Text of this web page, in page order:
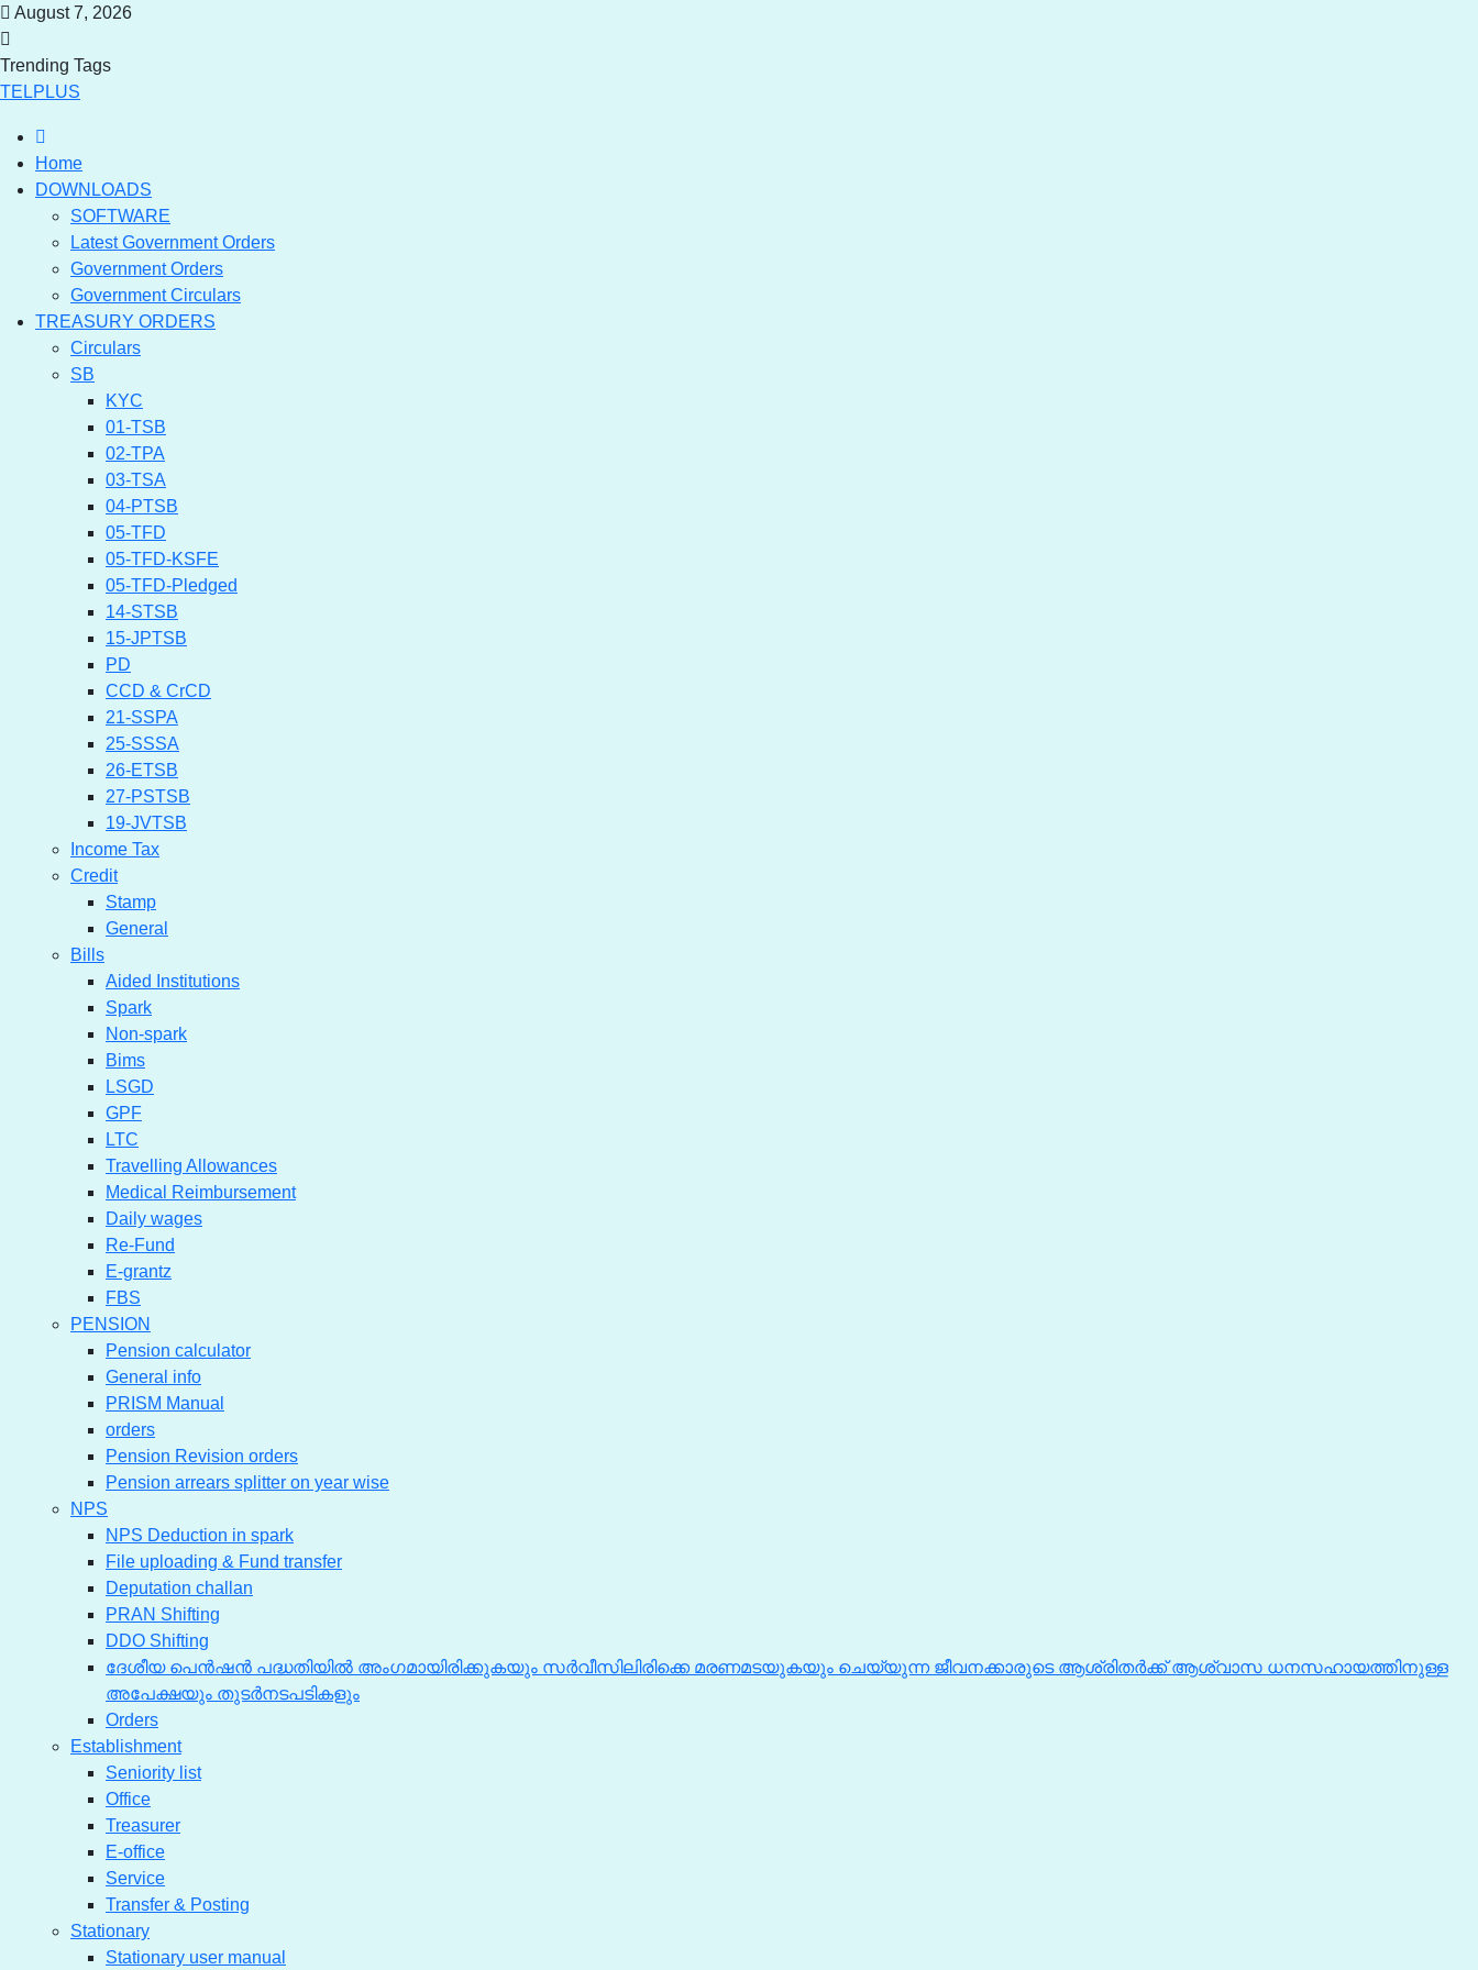
August 7, 2026
Trending Tags
TELPLUS
Home
DOWNLOADS
SOFTWARE
Latest Government Orders
Government Orders
Government Circulars
TREASURY ORDERS
Circulars
SB
KYC
01-TSB
02-TPA
03-TSA
04-PTSB
05-TFD
05-TFD-KSFE
05-TFD-Pledged
14-STSB
15-JPTSB
PD
CCD & CrCD
21-SSPA
25-SSSA
26-ETSB
27-PSTSB
19-JVTSB
Income Tax
Credit
Stamp
General
Bills
Aided Institutions
Spark
Non-spark
Bims
LSGD
GPF
LTC
Travelling Allowances
Medical Reimbursement
Daily wages
Re-Fund
E-grantz
FBS
PENSION
Pension calculator
General info
PRISM Manual
orders
Pension Revision orders
Pension arrears splitter on year wise
NPS
NPS Deduction in spark
File uploading & Fund transfer
Deputation challan
PRAN Shifting
DDO Shifting
ദേശീയ പെൻഷൻ പദ്ധതിയിൽ അംഗമായിരിക്കുകയും സർവീസിലിരിക്കെ മരണമടയുകയും ചെയ്യുന്ന ജീവനക്കാരുടെ ആശ്രിതർക്ക് ആശ്വാസ ധനസഹായത്തിനുള്ള
അപേക്ഷയും തുടർനടപടികളും
Orders
Establishment
Seniority list
Office
Treasurer
E-office
Service
Transfer & Posting
Stationary
Stationary user manual